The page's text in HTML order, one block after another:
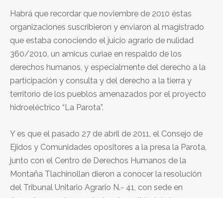
Habrá que recordar que noviembre de 2010 éstas
organizaciones suscribieron y enviaron al magistrado
que estaba conociendo el juicio agrario de nulidad
360/2010, un amicus curiae en respaldo de los
derechos humanos, y especialmente del derecho a la
participación y consulta y del derecho a la tierra y
territorio de los pueblos amenazados por el proyecto
hidroeléctrico “La Parota”.
Y es que el pasado 27 de abril de 2011, el Consejo de
Ejidos y Comunidades opositores a la presa la Parota,
junto con el Centro de Derechos Humanos de la
Montaña Tlachinollan dieron a conocer la resolución
del Tribunal Unitario Agrario N.- 41, con sede en